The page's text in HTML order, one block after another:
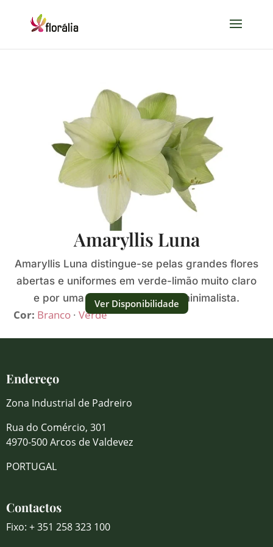
Amaryllis Luna
Amaryllis Luna distingue-se pelas grandes flores
abertas e uniformes em verde-limão muito claro
e por uma presença fresca e minimalista.
Cor: Branco ·Verde
Ver Disponibilidade
Endereço
Zona Industrial de Padreiro
Rua do Comércio, 301
4970-500 Arcos de Valdevez
PORTUGAL
Contactos
Fixo: + 351 258 323 100